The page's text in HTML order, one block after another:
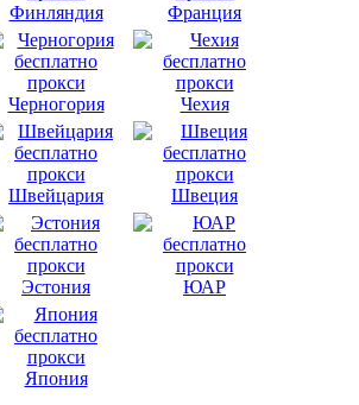
Финляндия Франция
Черногория Чехия
Швейцария Швеция
Эстония ЮАР
Япония